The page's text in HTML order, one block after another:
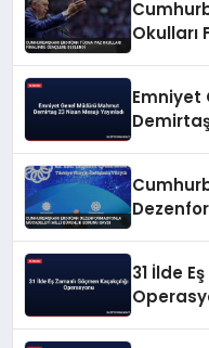
Okulları
Emniyet
31 İlde